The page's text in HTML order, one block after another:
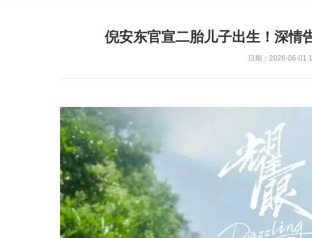
倪安东官宣二胎儿子出生！深情
日期：2026-06-01